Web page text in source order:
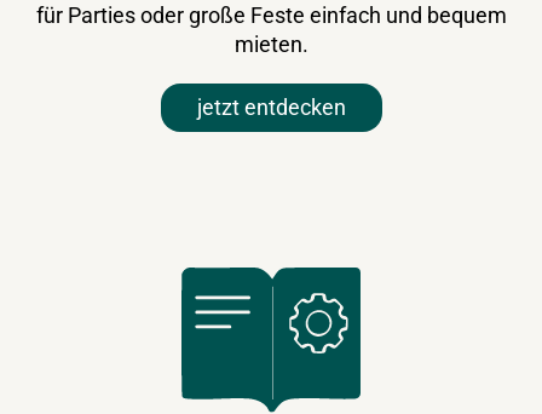
für Parties oder große Feste einfach und bequem
mieten.
jetzt entdecken